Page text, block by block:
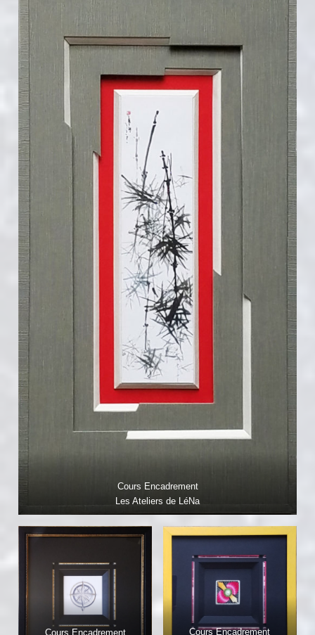
Cours Encadrement
Les Ateliers de LéNa
Cours Encadrement
Cours Encadrement